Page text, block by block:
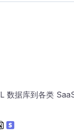
数据库到各类